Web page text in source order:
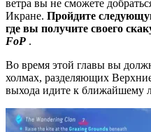
ветра вы не сможете
Икране. Пройдите
где вы получите своего
FoP .
Во время этой главы вы
холмах, разделяющих
выхода идите к ближайшему